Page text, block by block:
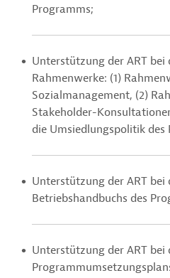
Programms;
Unterstützung der ART
Rahmenwerke: (1)
Sozialmanagement, (2)
Stakeholder-
die Umsiedlungspolitik des
Unterstützung der ART bei
Betriebshandbuchs des
Unterstützung der ART bei